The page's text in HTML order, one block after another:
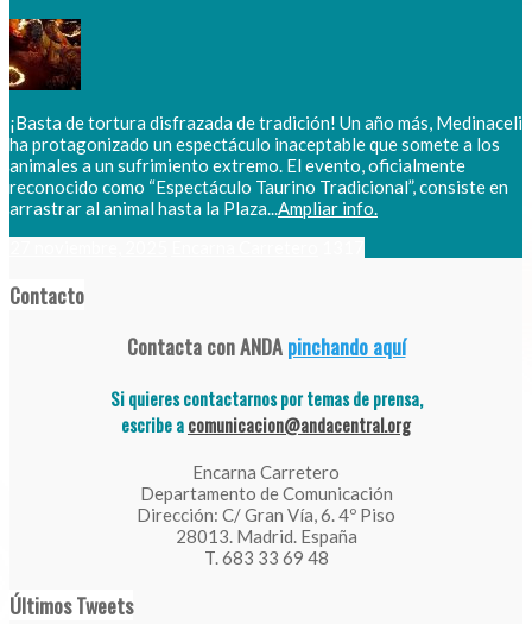
¡Basta de tortura disfrazada de tradición! Un año más, Medinaceli
ha protagonizado un espectáculo inaceptable que somete a los
animales a un sufrimiento extremo. El evento, oficialmente
reconocido como “Espectáculo Taurino Tradicional”, consiste en
arrastrar al animal hasta la Plaza...Ampliar info.
Contacto
Contacta con ANDApinchando aquí
Si quieres contactarnos por temas de prensa,
escribe acomunicacion@andacentral.org
Encarna Carretero
Departamento de Comunicación
Dirección: C/ Gran Vía, 6. 4º Piso
28013. Madrid. España
T. 683 33 69 48
Últimos Tweets